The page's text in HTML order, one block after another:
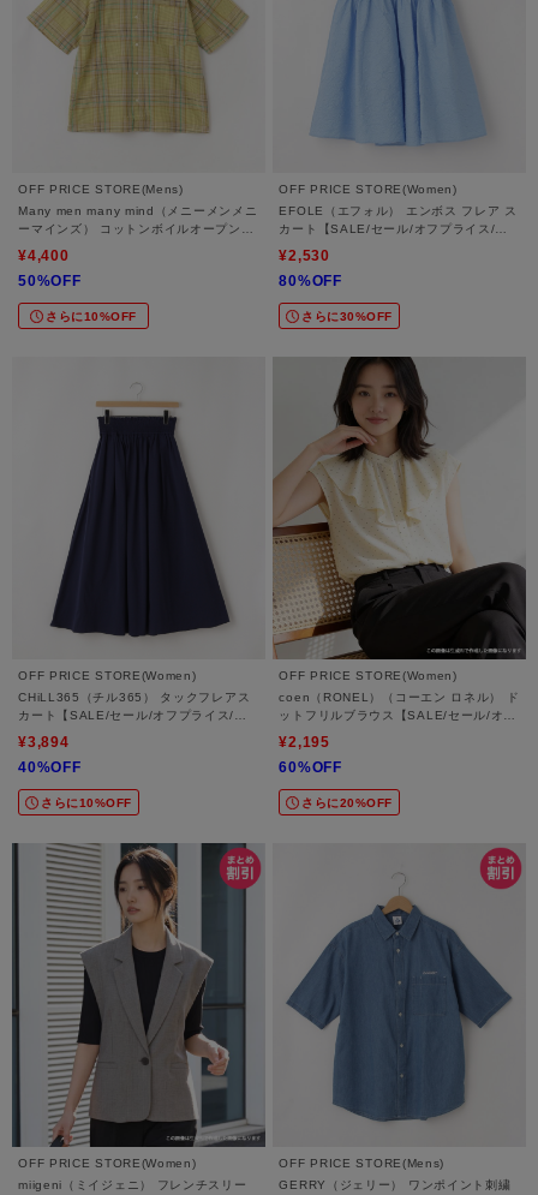
OFF PRICE STORE(Mens)
Many men many mind（メニーメンメニ
ーマインズ） コットンボイルオープンカ
¥4,400
50%OFF
さらに10%OFF
OFF PRICE STORE(Women)
EFOLE（エフォル） エンボス フレア ス
カート【SALE/セール/オフプライス/カ
¥2,530
80%OFF
さらに30%OFF
OFF PRICE STORE(Women)
CHiLL365（チル365） タックフレアス
カート【SALE/セール/オフプライス/カ
ジュアル/デイリー/トレンド】
¥3,894
40%OFF
さらに10%OFF
OFF PRICE STORE(Women)
coen（RONEL）（コーエン ロネル） ド
ットフリルブラウス【SALE/セール/オフ
プライス/カジュアル/デイリー/トレンド/
通勤】
¥2,195
60%OFF
さらに20%OFF
OFF PRICE STORE(Women)
miigeni（ミイジェニ） フレンチスリー
OFF PRICE STORE(Mens)
GERRY（ジェリー） ワンポイント刺繍